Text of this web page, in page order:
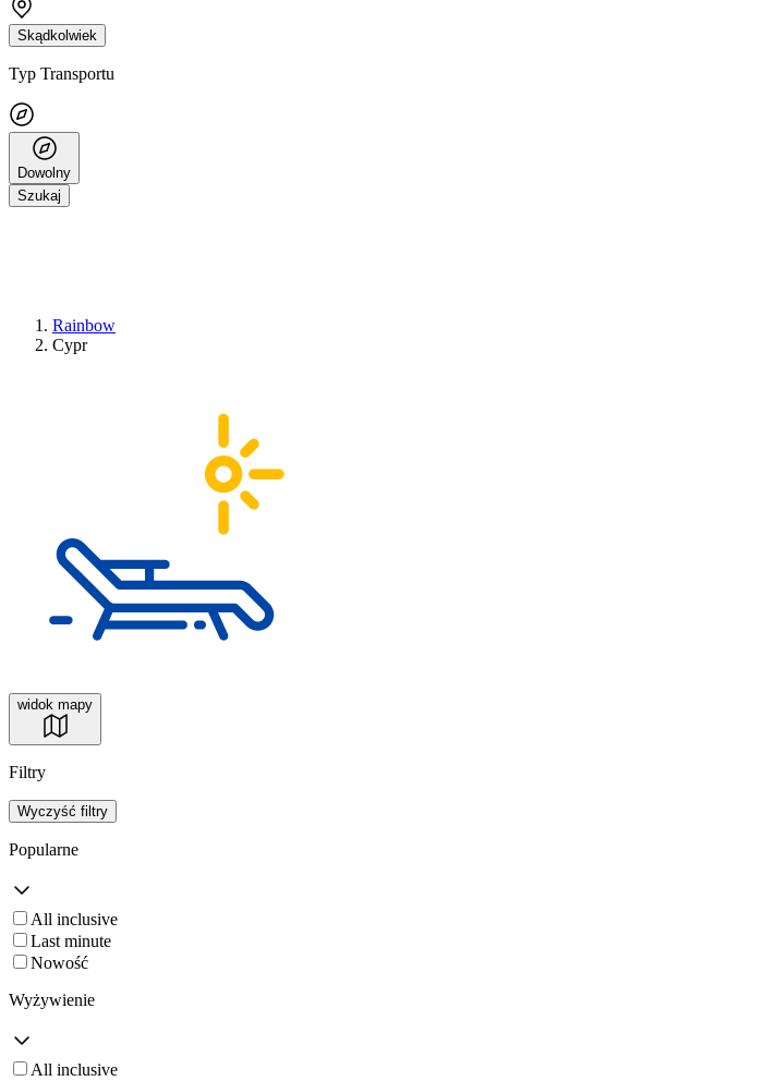
Skądkolwiek
Typ Transportu
Dowolny
Szukaj
Rainbow
Cypr
widok mapy
Filtry
Wyczyść filtry
Popularne
All inclusive
Last minute
Nowość
Wyżywienie
All inclusive